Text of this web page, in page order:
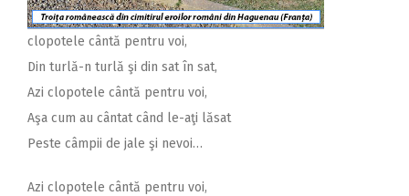
clopotele cântă pentru voi,
Din turlă-n turlă şi din sat în sat,
Azi clopotele cântă pentru voi,
Aşa cum au cântat când le-aţi lăsat
Peste câmpii de jale şi nevoi…
Azi clopotele cântă pentru voi,